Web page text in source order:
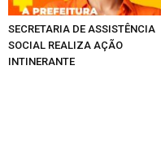
SECRETARIA DE ASSISTÊNCIA
SOCIAL REALIZA AÇÃO
INTINERANTE